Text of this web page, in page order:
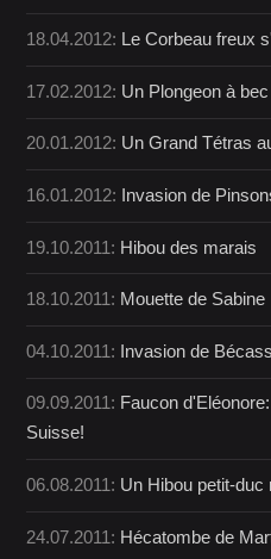
18.04.2012: Le Corbeau freux
17.02.2012: Un Plongeon à
20.01.2012: Un Grand Tétras
16.01.2012: Invasion de
19.10.2011: Hibou des marais
18.10.2011: Mouette de Sabine
04.10.2011: Invasion de
09.09.2011: Faucon
Suisse!
06.08.2011: Un Hibou petit-duc
24.07.2011: Hécatombe de